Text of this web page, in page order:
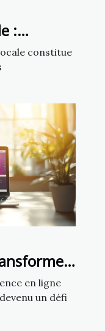
:
de
constitue
?en ligne
un défi